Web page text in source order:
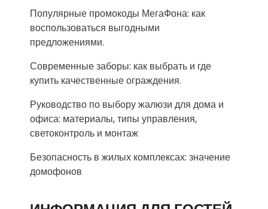
Популярные промокоды МегаФона: как
воспользоваться выгодными
предложениями.
Современные заборы: как выбрать и где
купить качественные ограждения.
Руководство по выбору жалюзи для дома и
офиса: материалы, типы управления,
светоконтроль и монтаж
Безопасность в жилых комплексах: значение
домофонов